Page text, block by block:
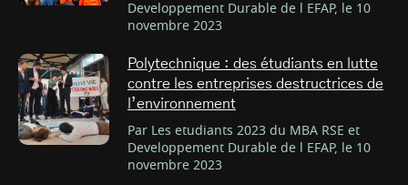
Developpement Durable de l EFAP, le 10
novembre 2023
Polytechnique : des étudiants en lutte
contre les entreprises destructrices de
l’environnement
Par Les etudiants 2023 du MBA RSE et
Developpement Durable de l EFAP, le 10
novembre 2023